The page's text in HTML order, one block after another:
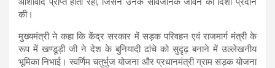
की।
मुख्यमंत्री ने कहा कि केंद्र सरकार में सड़क परिवहन एवं राजमार्ग मंत्री के
रूप में खण्डूड़ी जी ने देश के बुनियादी ढांचे को सुदृढ़ बनाने में उल्लेखनीय
भूमिका निभाई। स्वर्णिम चतुर्भुज योजना और प्रधानमंत्री ग्राम सड़क योजना